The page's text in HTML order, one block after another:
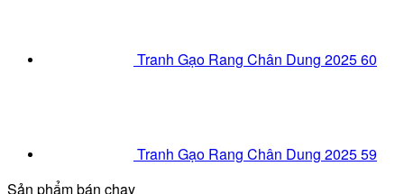
Tranh Gạo Rang Chân Dung 2025 60
Tranh Gạo Rang Chân Dung 2025 59
Sản phẩm bán chạy